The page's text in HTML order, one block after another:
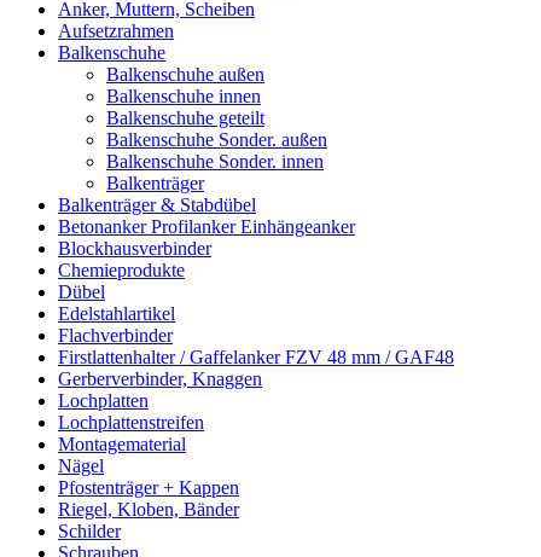
Anker, Muttern, Scheiben
Aufsetzrahmen
Balkenschuhe
Balkenschuhe außen
Balkenschuhe innen
Balkenschuhe geteilt
Balkenschuhe Sonder. außen
Balkenschuhe Sonder. innen
Balkenträger
Balkenträger & Stabdübel
Betonanker Profilanker Einhängeanker
Blockhausverbinder
Chemieprodukte
Dübel
Edelstahlartikel
Flachverbinder
Firstlattenhalter / Gaffelanker FZV 48 mm / GAF48
Gerberverbinder, Knaggen
Lochplatten
Lochplattenstreifen
Montagematerial
Nägel
Pfostenträger + Kappen
Riegel, Kloben, Bänder
Schilder
Schrauben